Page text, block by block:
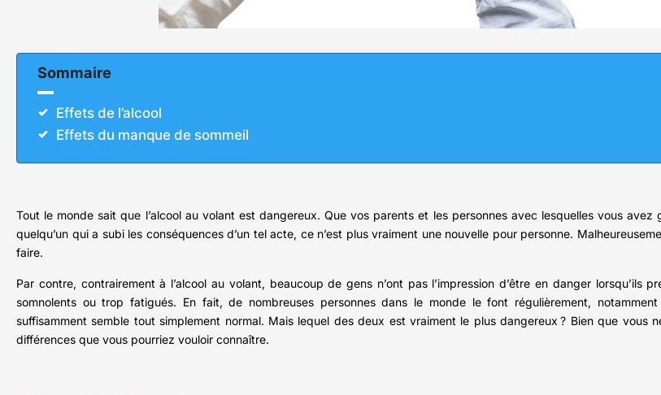
Sommaire
Effets de l’alcool
Effets du manque de sommeil
Tout le monde sait que l’alcool au volant est dangereux. Que vos parents et les personnes avec lesquelles vous avez
quelqu’un qui a subi les conséquences d’un tel acte, ce n’est plus vraiment une nouvelle pour personne.
faire.
Par contre, contrairement à l’alcool au volant, beaucoup de gens n’ont pas l’impression d’être en danger lorsqu’ils
somnolents ou trop fatigués. En fait, de nombreuses personnes dans le monde le font régulièrement,
suffisamment semble tout simplement normal. Mais lequel des deux est vraiment le plus dangereux ? Bien que vous
différences que vous pourriez vouloir connaître.